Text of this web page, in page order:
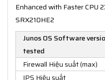
Enhanced with Faster CPU
SRX210HE2
Junos OS Software
tested
Firewall Hiệu suất (max)
IPS Hiệu suất